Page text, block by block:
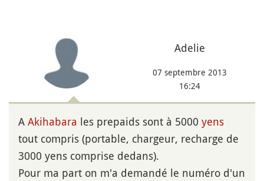
Adelie
07 septembre 2013
16:24
A Akihabara les prepaids sont à 5000 yens
tout compris (portable, chargeur, recharge de
3000 yens comprise dedans).
Pour ma part on m'a demandé le numéro d'un